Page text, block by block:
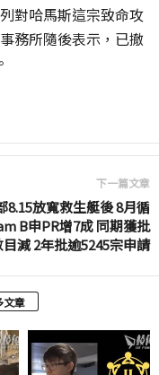
對哈馬斯這宗致命攻
務所隨後表示，已撤
下一篇文章
8.15放寬救生艇後 8月循
B申PR增7成 同期獲批
目減 2年批逾5245宗申請
文章